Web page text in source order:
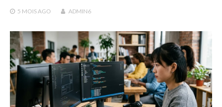
5 MOIS AGO ADMIN6